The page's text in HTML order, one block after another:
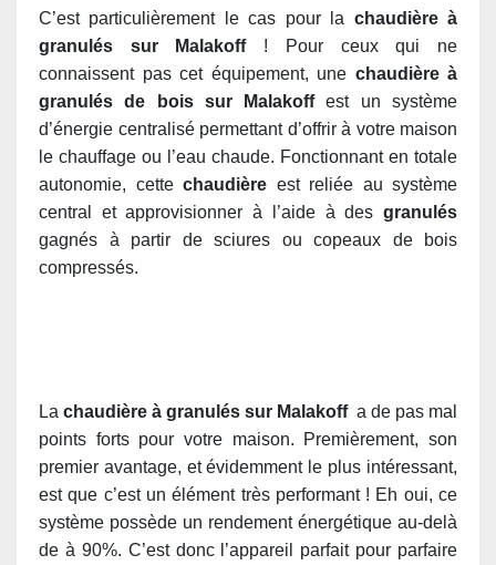
C’est particulièrement le cas pour la chaudière à
granulés sur Malakoff! Pour ceux qui ne
connaissent pas cet équipement, une chaudière à
granulés de bois sur Malakoffest un système
d’énergie centralisé permettant d’offrir à votre maison
le chauffage ou l’eau chaude. Fonctionnant en totale
autonomie, cette chaudière est reliée au système
central et approvisionner à l’aide à desgranulés
gagnés à partir de sciures ou copeaux de bois
compressés.
La chaudière à granulés sur Malakoff a de pas mal
points forts pour votre maison. Premièrement, son
premier avantage, et évidemment le plus intéressant,
est que c’est un élément très performant ! Eh oui, ce
système possède un rendement énergétique au-delà
de à 90%. C’est donc l’appareil parfait pour parfaire